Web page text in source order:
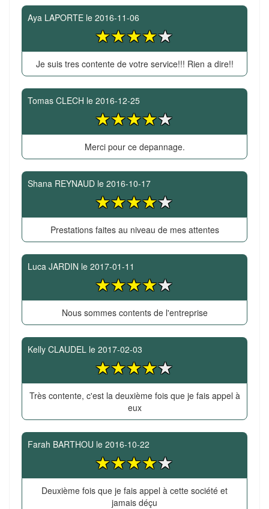
Aya LAPORTE le 2016-11-06
Je suis tres contente de votre service!!! Rien a dire!!
Tomas CLECH le 2016-12-25
Merci pour ce depannage.
Shana REYNAUD le 2016-10-17
Prestations faites au niveau de mes attentes
Luca JARDIN le 2017-01-11
Nous sommes contents de l'entreprise
Kelly CLAUDEL le 2017-02-03
Très contente, c'est la deuxième fois que je fais appel à
eux
Farah BARTHOU le 2016-10-22
Deuxième fois que je fais appel à cette société et
jamais déçu